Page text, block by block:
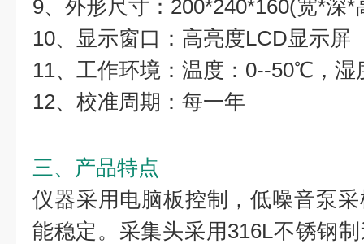
9、外形尺寸：200*240*160(宽*深*
10、显示窗口：高亮度LCD显示屏
11、工作环境：温度：0--50℃，
12、校准周期：每一年
三、产品特点
仪器采用电脑板控制，低噪音泵
能稳定。采集头采用316L不锈钢